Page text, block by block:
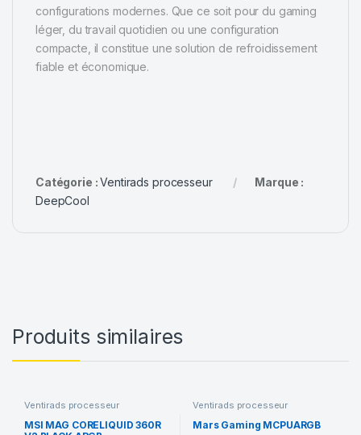
configurations modernes. Que ce soit pour du gaming
léger, du travail quotidien ou une configuration
compacte, il constitue une solution de refroidissement
fiable et économique.
Catégorie :Ventirads processeur
Marque :
DeepCool
Produits similaires
Ventirads processeur
MSI MAG CORELIQUID 360R
Ventirads processeur
Mars Gaming MCPUARGB